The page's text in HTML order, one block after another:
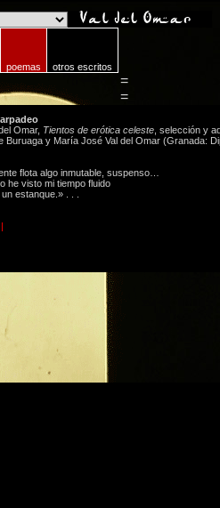
poemas otros escritos
=
=
Omar, Tientos de erótica celeste , selección y
Buruaga y María José Val del Omar (Granada:
flota algo inmutable, suspenso…
he visto mi tiempo fluido
estanque.» . . .
|